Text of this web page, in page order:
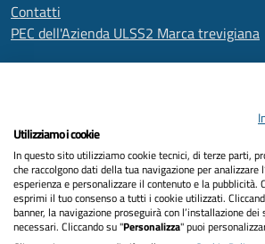
Contatti
PEC dell'Azienda ULSS2 Marca trevigiana
Informativa privacy
Dichiarazione di accessibilità
Note legali
Utilizziamo i cookie
In questo sito utilizziamo cookie tecnici, di terze parti,
che raccolgono dati della tua navigazione per
esperienza e personalizzare il contenuto e la pubblicità.
esprimi il tuo consenso a tutti i cookie utilizzati.
banner, la navigazione proseguirà con l’installazione
necessari. Cliccando su "Personalizza" puoi